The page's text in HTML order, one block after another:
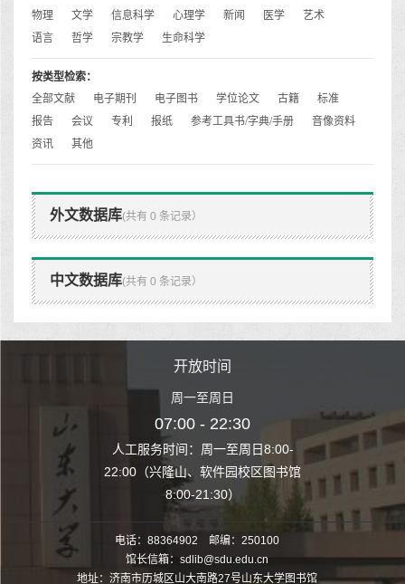
物理
文学 信息科学 心理学 新闻 医学
艺术
语言
哲学 宗教学 生命科学
按类型检索：
全部文献
电子期刊 电子图书 学位论文 古籍
标准
报告
会议 专利 报纸 参考工具书/字典/手册
音像资料
资讯
其他
外文数据库(共有 0 条记录）
中文数据库(共有 0 条记录）
至周日8:00-
园校区图书馆
开放时间
周一至周日
07:00 - 22:30
人工服务时间：周一至周日8:00-
22:00（兴隆山、软件园校区图书馆
8:00-21:30）
人工服务时间
22:00（兴隆山
电话：88364902 邮编：250100
馆长信箱：sdlib@sdu.edu.cn
地址：济南市历城区山大南路27号山东大学图书馆